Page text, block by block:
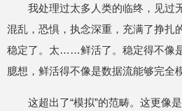
我处理过太多人类的临终，见过
混乱，恐惧，执念深重，充满了挣
稳定了。太……鲜活了。稳定得不像
臆想，鲜活得不像是数据流能够完全
这超出了“模拟”的范畴。这更像